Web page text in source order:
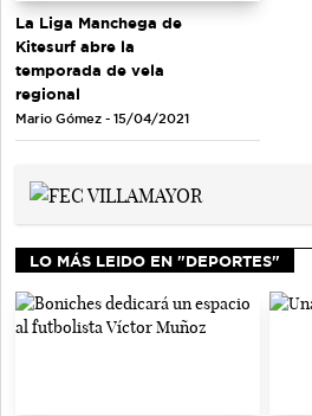
La Liga Manchega de
Kitesurf abre la
temporada de vela
regional
Mario Gómez - 15/04/2021
LO MÁS LEIDO EN "DEPORTES"